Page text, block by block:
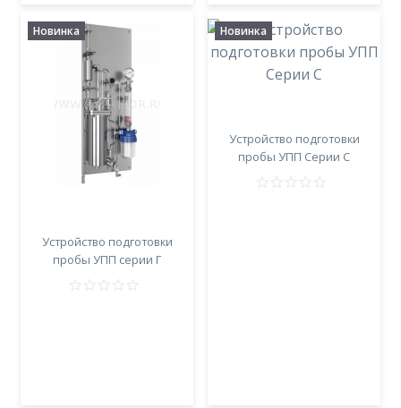
Новинка
Устройство подготовки
пробы УПП серии Г
Новинка
Устройство подготовки
пробы УПП Серии С